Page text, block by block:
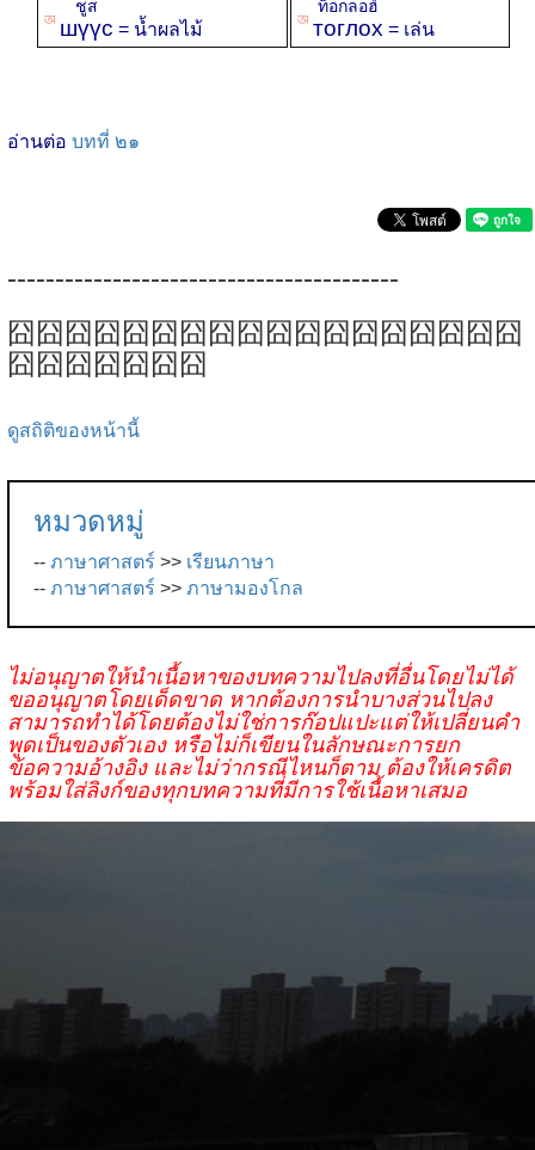
ꡐ шүүс
ชูส
= น้ำผลไม้ ꡐ тоглох
ท็อกลอฮ์
= เล่น
อ่านต่อ บทที่ ๒๑
-----------------------------------------
囧囧囧囧囧囧囧囧囧囧囧囧囧囧囧囧囧囧
囧囧囧囧囧囧囧
ดูสถิติของหน้านี้
หมวดหมู่
-- ภาษาศาสตร์ >> เรียนภาษา
-- ภาษาศาสตร์ >> ภาษามองโกล
ไม่อนุญาตให้นำเนื้อหาของบทความไปลงที่อื่นโดยไม่ได้
ขออนุญาตโดยเด็ดขาด หากต้องการนำบางส่วนไปลง
สามารถทำได้โดยต้องไม่ใช่การก๊อปแปะแต่ให้เปลี่ยนคำ
พูดเป็นของตัวเอง หรือไม่ก็เขียนในลักษณะการยก
ข้อความอ้างอิง และไม่ว่ากรณีไหนก็ตาม ต้องให้เครดิต
พร้อมใส่ลิงก์ของทุกบทความที่มีการใช้เนื้อหาเสมอ